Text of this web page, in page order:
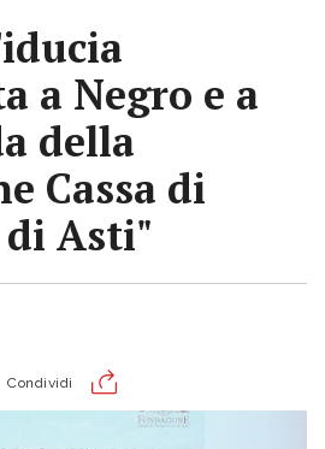
a Negro e a
della
Cassa di
Asti"
Condividi